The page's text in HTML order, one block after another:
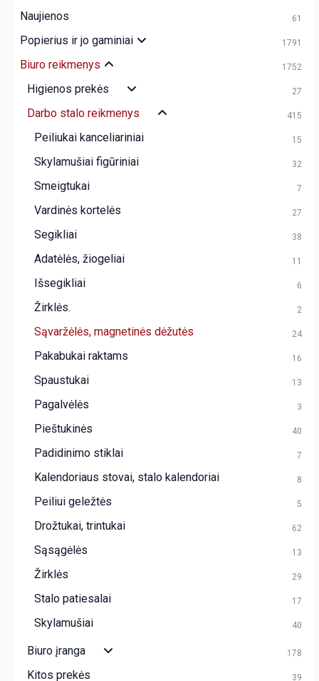
Naujienos 61
Popierius ir jo gaminiai 1791
Biuro reikmenys 1752
Higienos prekės 27
Darbo stalo reikmenys 415
Peiliukai kanceliariniai 15
Skylamušiai figūriniai 32
Smeigtukai 7
Vardinės kortelės 27
Segikliai 38
Adatėlės, žiogeliai 11
Išsegikliai 6
Žirklės. 2
Sąvaržėlės, magnetinės dėžutės 24
Pakabukai raktams 16
Spaustukai 13
Pagalvėlės 3
Pieštukinės 40
Padidinimo stiklai 7
Kalendoriaus stovai, stalo kalendoriai 8
Peiliui geležtės 5
Drožtukai, trintukai 62
Sąsągėlės 13
Žirklės 29
Stalo patiesalai 17
Skylamušiai 40
Biuro įranga 178
Kitos prekės 39